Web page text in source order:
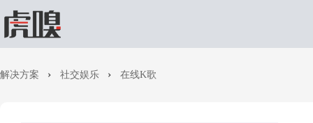
解决方案 社交娱乐 在线K歌